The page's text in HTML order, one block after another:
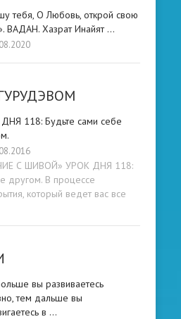
тебя, О Любовь, открой свою
ВАДАН. Хазрат Инайят …
118: Будьте cами cебе
С ШИВОЙ» УРОК ДНЯ 118:
другом. В процессе
который ведет вас все
вы развиваетесь
тем дальше вы
в …